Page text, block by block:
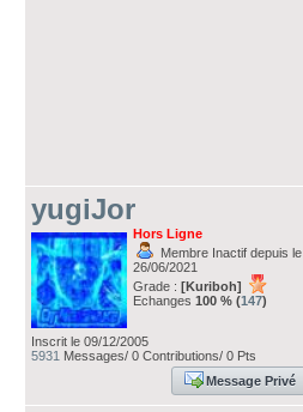
yugiJor
Hors Ligne
Membre Inactif depuis le
26/06/2021
Grade : [Kuriboh]
Echanges 100 % (147)
Inscrit le 09/12/2005
5931 Messages/ 0 Contributions/ 0 Pts
Message Privé